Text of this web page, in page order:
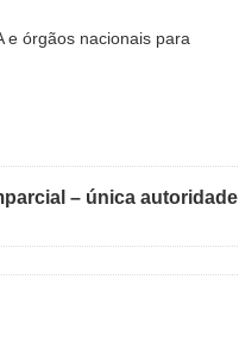
e órgãos nacionais para
– única autoridade